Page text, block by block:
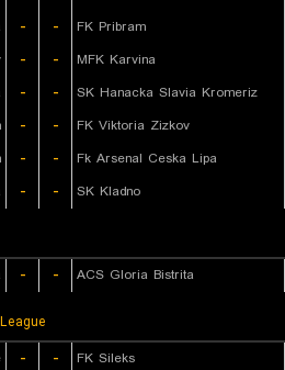
- -
FK Pribram
- -
MFK Karvina
- -
SK Hanacka Slavia Kromeriz
- -
FK Viktoria Zizkov
- -
Fk Arsenal Ceska Lipa
- - SK Kladno
- - ACS Gloria Bistrita
- - FK Sileks